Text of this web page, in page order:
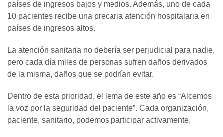
países de ingresos bajos y medios. Además, uno de cada
10 pacientes recibe una precaria atención hospitalaria en
países de ingresos altos.
La atención sanitaria no debería ser perjudicial para nadie,
pero cada día miles de personas sufren daños derivados
de la misma, daños que se podrían evitar.
Dentro de esta prioridad, el lema de este año es “Alcemos
la voz por la seguridad del paciente”. Cada organización,
paciente, sanitario, podemos participar activamente.